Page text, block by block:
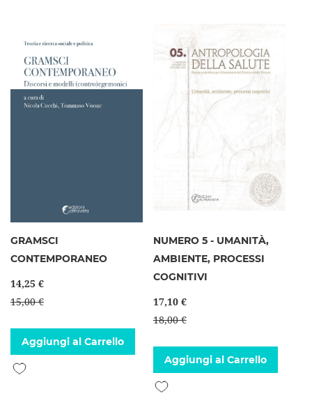
GRAMSCI
CONTEMPORANEO
14,25 €
15,00 €
Aggiungi al Carrello
Aggiungi alla lista desideri
NUMERO 5 - UMANITÀ,
AMBIENTE, PROCESSI
COGNITIVI
17,10 €
18,00 €
Aggiungi al Carrello
Aggiungi alla lista desideri